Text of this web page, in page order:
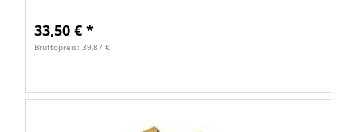
33,50 € *
Bruttopreis: 39,87 €